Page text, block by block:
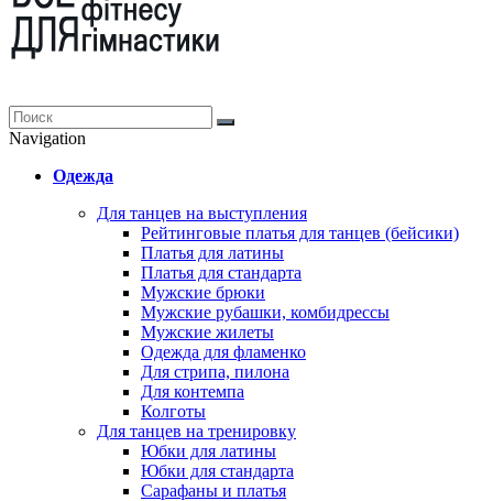
Navigation
Одежда
Для танцев на выступления
Рейтинговые платья для танцев (бейсики)
Платья для латины
Платья для стандарта
Мужские брюки
Мужские рубашки, комбидрессы
Мужские жилеты
Одежда для фламенко
Для стрипа, пилона
Для контемпа
Колготы
Для танцев на тренировку
Юбки для латины
Юбки для стандарта
Сарафаны и платья